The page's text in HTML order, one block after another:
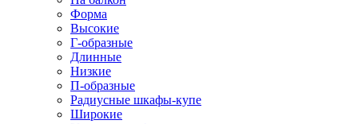
Форма
Высокие
Г-образные
Длинные
Низкие
П-образные
Радиусные шкафы-купе
Широкие